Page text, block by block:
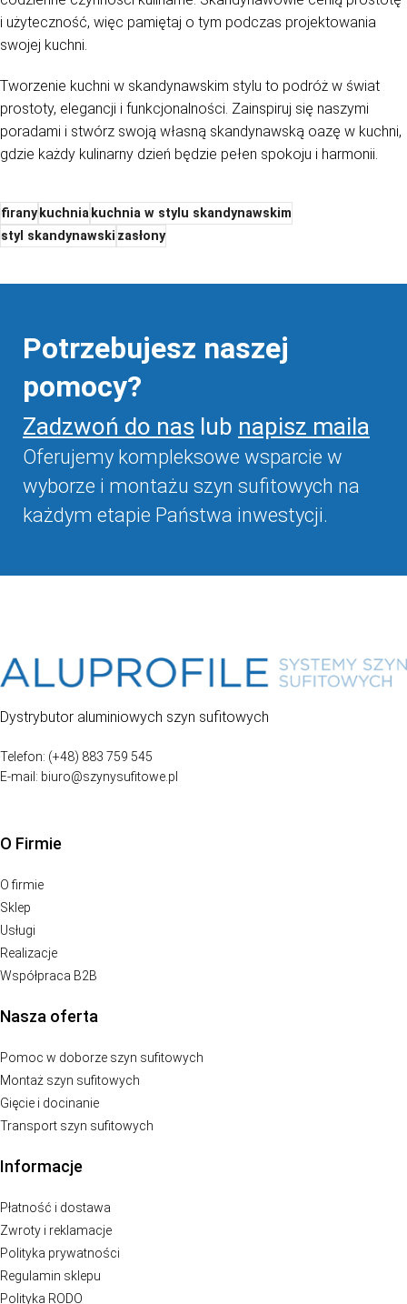
i użyteczność, więc pamiętaj o tym podczas projektowania
swojej kuchni.
Tworzenie kuchni w skandynawskim stylu to podróż w świat
prostoty, elegancji i funkcjonalności. Zainspiruj się naszymi
poradami i stwórz swoją własną skandynawską oazę w kuchni,
gdzie każdy kulinarny dzień będzie pełen spokoju i harmonii.
firanykuchniakuchnia w stylu skandynawskim
styl skandynawskizasłony
Potrzebujesz naszej
pomocy?
Zadzwoń do nas lub napisz maila
Oferujemy kompleksowe wsparcie w
wyborze i montażu szyn sufitowych na
każdym etapie Państwa inwestycji.
Dystrybutor aluminiowych szyn sufitowych
Telefon: (+48) 883 759 545
E-mail: biuro@szynysufitowe.pl
O Firmie
O firmie
Sklep
Usługi
Realizacje
Współpraca B2B
Nasza oferta
Pomoc w doborze szyn sufitowych
Montaż szyn sufitowych
Gięcie i docinanie
Transport szyn sufitowych
Informacje
Płatność i dostawa
Zwroty i reklamacje
Polityka prywatności
Regulamin sklepu
Polityka RODO